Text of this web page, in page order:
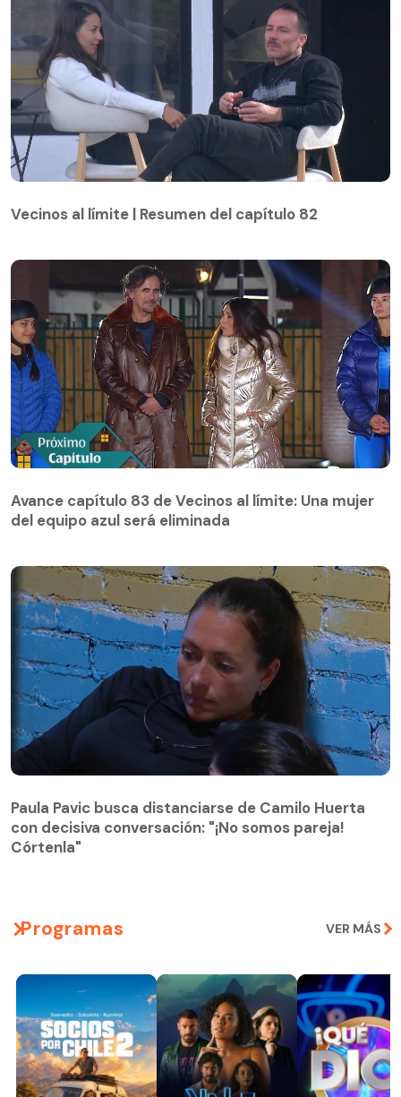
Vecinos al límite | Resumen del capítulo 82
del equipo azul será eliminada
Avance capítulo 83 de Vecinos al límite: Una mujer
del equipo azul será eliminada
con decisiva conversación: "¡No somos pareja!
Córtenla"
Paula Pavic busca distanciarse de Camilo Huerta
con decisiva conversación: "¡No somos pareja!
Córtenla"
Programas VER MÁS